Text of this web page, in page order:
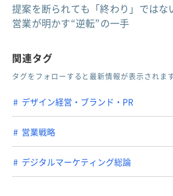
提案を断られても「終わり」では
営業が明かす“逆転”の一手
関連タグ
タグをフォローすると最新情報が表示されま
デザイン経営・ブランド・PR
営業戦略
デジタルマーケティング総論